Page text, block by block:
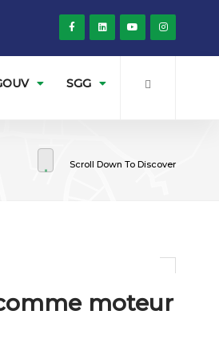
SGG
Scroll Down To Discover
moteur